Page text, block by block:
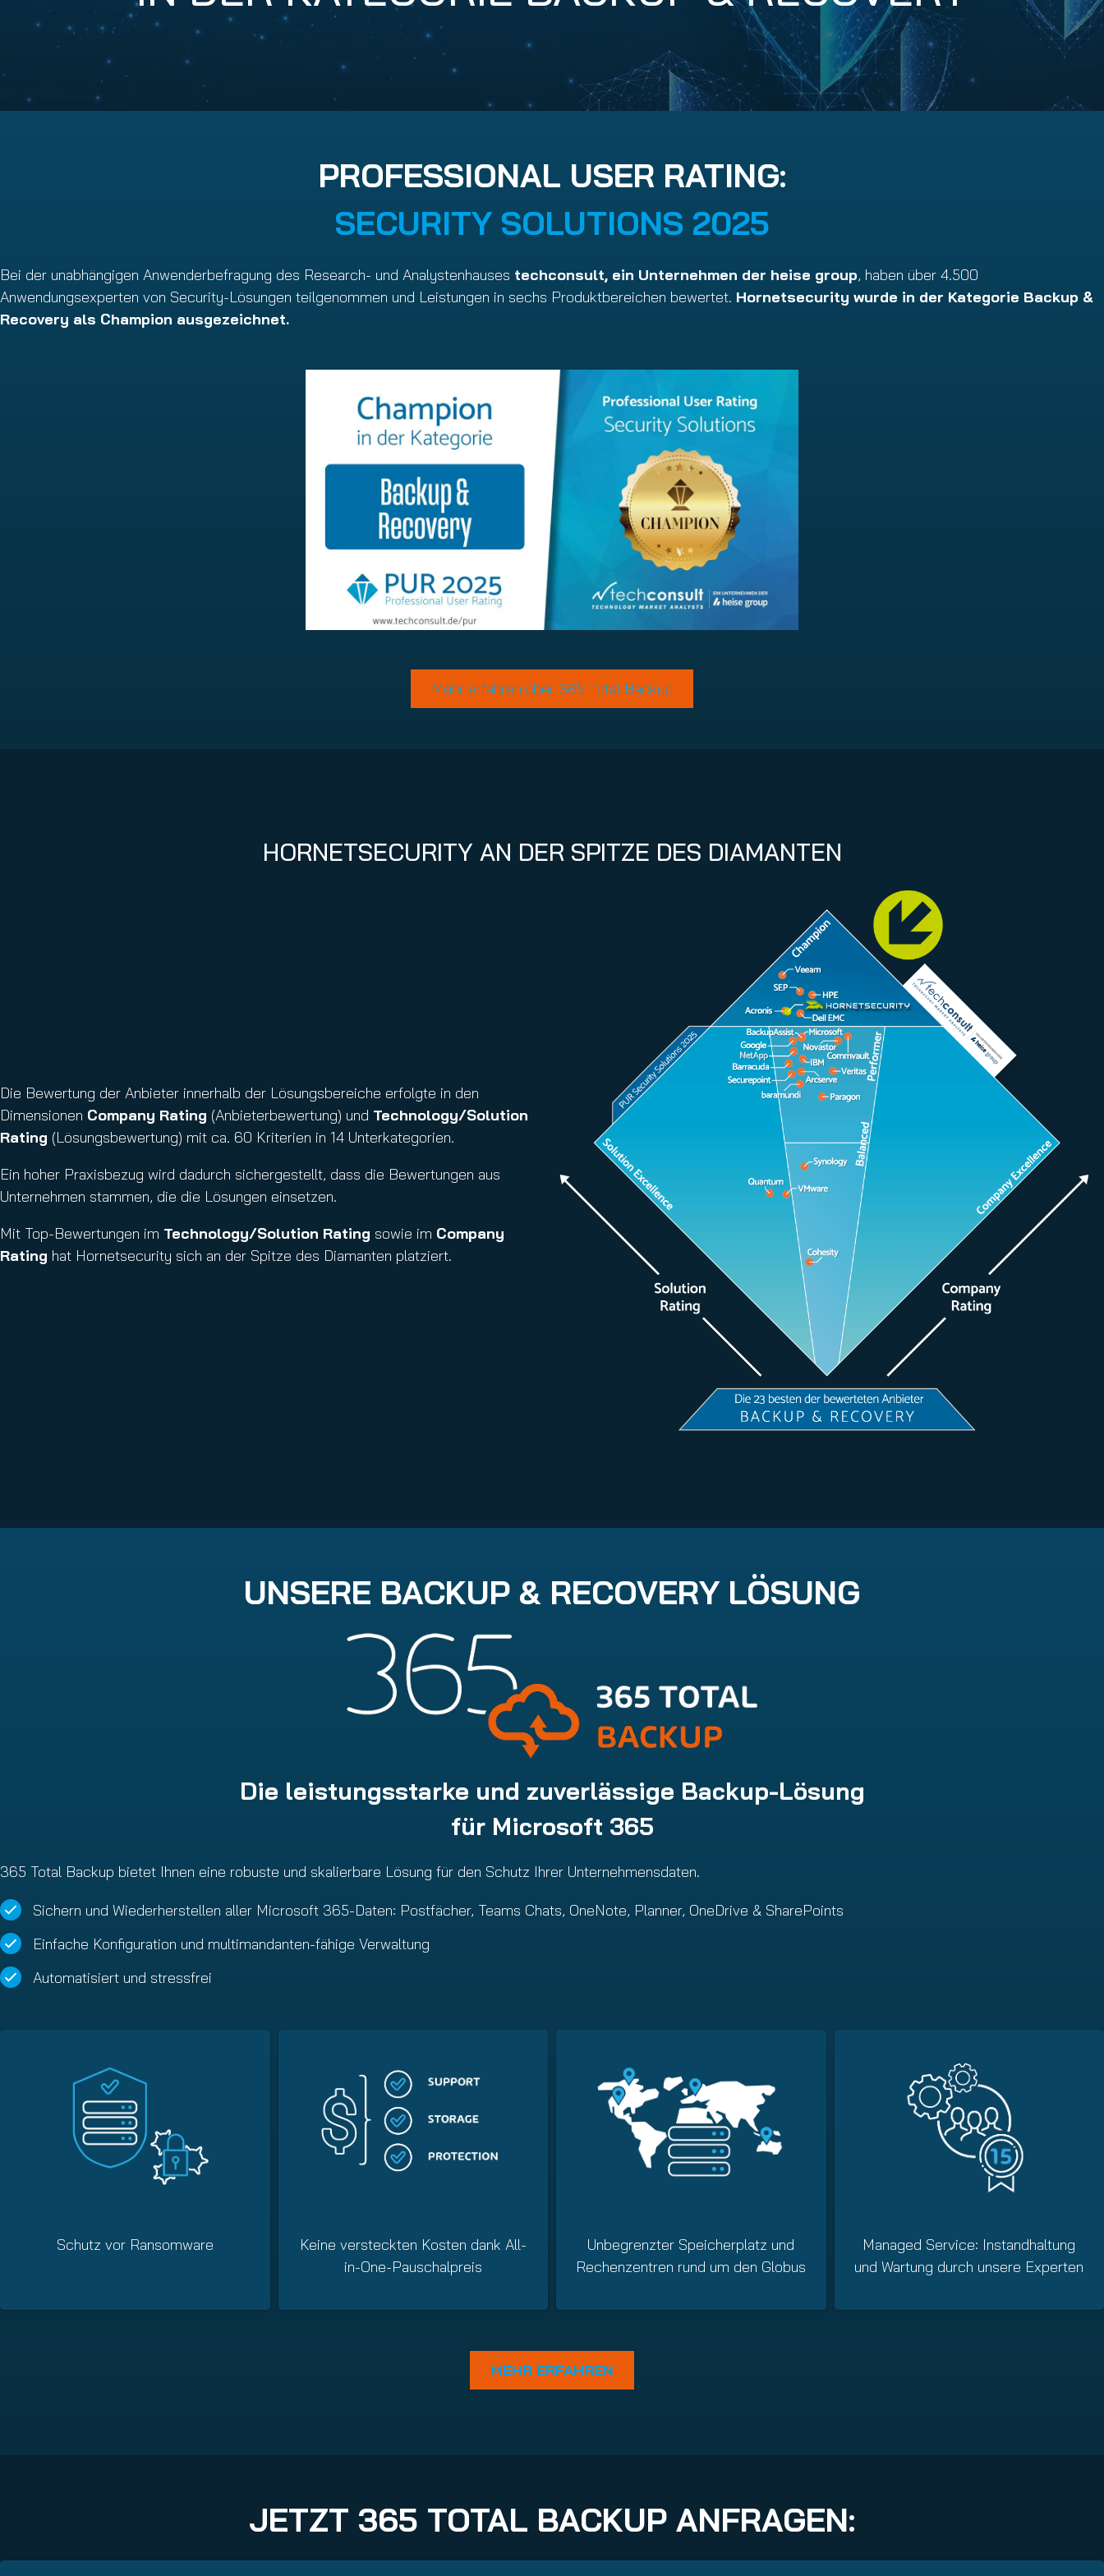
Email Continuity Service
Hornet.email
PROFESSIONAL USER RATING:
SECURITY SOLUTIONS 2025
Bei der unabhängigen Anwenderbefragung des Research- und Analystenhauses techconsult, ein Unternehmen der heise group, haben über 4.500
Anwendungsexperten von Security-Lösungen teilgenommen und Leistungen in sechs Produktbereichen bewertet. Hornetsecurity wurde in der Kategorie Backup &
Recovery als Champion ausgezeichnet.
Mehr erfahren über 365 Total Backup
HORNETSECURITY AN DER SPITZE DES DIAMANTEN
Die Bewertung der Anbieter innerhalb der Lösungsbereiche erfolgte in den
Dimensionen Company Rating (Anbieterbewertung) und Technology/Solution
Rating (Lösungsbewertung) mit ca. 60 Kriterien in 14 Unterkategorien.
Ein hoher Praxisbezug wird dadurch sichergestellt, dass die Bewertungen aus
Unternehmen stammen, die die Lösungen einsetzen.
Mit Top-Bewertungen im Technology/Solution Rating sowie im Company
Rating hat Hornetsecurity sich an der Spitze des Diamanten platziert.
UNSERE BACKUP & RECOVERY LÖSUNG
Die leistungsstarke und zuverlässige Backup-Lösung
für Microsoft 365
365 Total Backup bietet Ihnen eine robuste und skalierbare Lösung für den Schutz Ihrer Unternehmensdaten.
Sichern und Wiederherstellen aller Microsoft 365-Daten: Postfächer, Teams Chats, OneNote, Planner, OneDrive & SharePoints​
Einfache Konfiguration und multimandanten-fähige Verwaltung​
Automatisiert und stressfrei ​
Schutz vor Ransomware
Keine versteckten Kosten dank All-
in-One-Pauschalpreis
Unbegrenzter Speicherplatz und
Rechenzentren rund um den Globus
Managed Service: Instandhaltung
und Wartung durch unsere Experten
MEHR ERFAHREN
JETZT 365 TOTAL BACKUP ANFRAGEN: